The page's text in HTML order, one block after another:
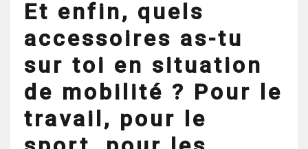
Et enfin, quels
accessoires as-tu
sur toi en situation
de mobilité ? Pour le
travail, pour le